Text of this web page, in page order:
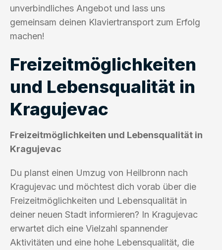
unverbindliches Angebot und lass uns
gemeinsam deinen Klaviertransport zum Erfolg
machen!
Freizeitmöglichkeiten
und Lebensqualität in
Kragujevac
Freizeitmöglichkeiten und Lebensqualität in
Kragujevac
Du planst einen Umzug von Heilbronn nach
Kragujevac und möchtest dich vorab über die
Freizeitmöglichkeiten und Lebensqualität in
deiner neuen Stadt informieren? In Kragujevac
erwartet dich eine Vielzahl spannender
Aktivitäten und eine hohe Lebensqualität, die